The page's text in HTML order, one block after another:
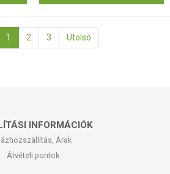
1 2 3 Utolsó
INFORMÁCIÓK
Árak
Átvételi pontok